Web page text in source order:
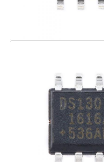
Pemrograman PLC
Modul GPS
Modul Frekuensi Radio